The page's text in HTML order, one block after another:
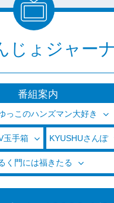
じょジャー
番組案内
っこのハンズマン大好き
玉手箱 KYUSHUさんぽ
く門には福きたる